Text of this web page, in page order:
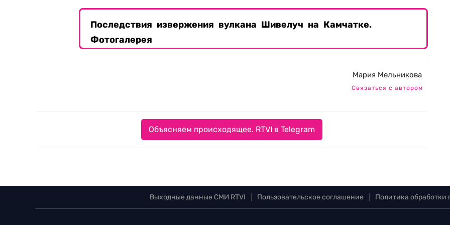
Последствия извержения вулкана Шивелуч на Камчатке.
Фотогалерея
Мария Мельникова
Связаться с автором
Объясняем происходящее. RTVI в Telegram
Выходные данные СМИ RTVI Пользовательское соглашение Политика